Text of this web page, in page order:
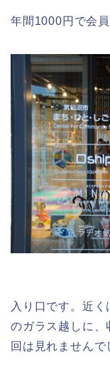
年間1000円で会員
入り口です。近
のガラス越しに、
回は見れませんで